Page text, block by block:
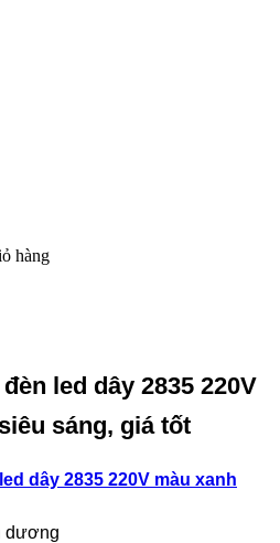
hàng
led dây 2835 220V
sáng, giá tốt
dây 2835 220V màu xanh
dương